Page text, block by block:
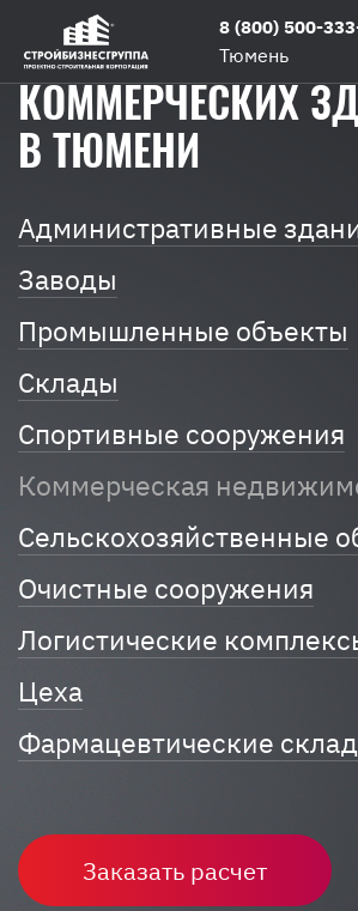
8 (800) 500-
Тюмень
Главная /
Строительство
коммерческих
СТРОИТЕЛЬСТВО
КОММЕРЧЕСКИХ
В ТЮМЕНИ
Административные
Заводы
Промышленные объекты
Склады
Спортивные сооружения
Коммерческая
Сельскохозяйственные
Очистные сооружения
Логистические
Цеха
Фармацевтические
Заказать расчет